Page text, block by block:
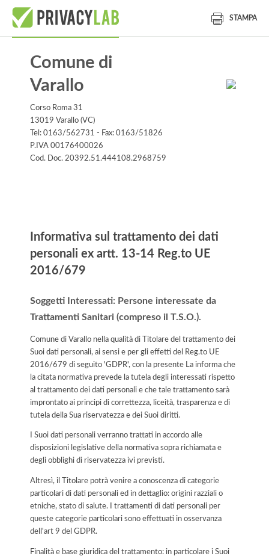
STAMPA
Comune di
Varallo
Corso Roma 31
13019 Varallo (VC)
Tel: 0163/562731 - Fax: 0163/51826
P.IVA 00176400026
Cod. Doc. 20392.51.444108.2968759
Informativa sul trattamento dei dati
personali ex artt. 13-14 Reg.to UE
2016/679
Soggetti Interessati: Persone interessate da
Trattamenti Sanitari (compreso il T.S.O.).
Comune di Varallo nella qualità di Titolare del trattamento dei
Suoi dati personali, ai sensi e per gli effetti del Reg.to UE
2016/679 di seguito 'GDPR', con la presente La informa che
la citata normativa prevede la tutela degli interessati rispetto
al trattamento dei dati personali e che tale trattamento sarà
improntato ai principi di correttezza, liceità, trasparenza e di
tutela della Sua riservatezza e dei Suoi diritti.
I Suoi dati personali verranno trattati in accordo alle
disposizioni legislative della normativa sopra richiamata e
degli obblighi di riservatezza ivi previsti.
Altresì, il Titolare potrà venire a conoscenza di categorie
particolari di dati personali ed in dettaglio: origini razziali o
etniche, stato di salute. I trattamenti di dati personali per
queste categorie particolari sono effettuati in osservanza
dell'art 9 del GDPR.
Finalità e base giuridica del trattamento: in particolare i Suoi